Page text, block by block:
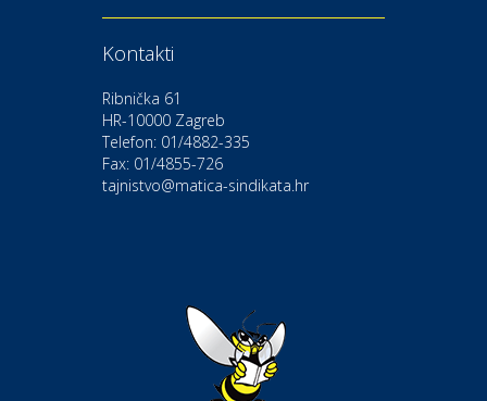
Moda i ljepota
Gastro
Hotel Bunčić Vrbovec
Izletište i vinotočje VINIA
Kontakti
Ribnička 61
HR-10000 Zagreb
Telefon: 01/4882-335
Fax: 01/4855-726
tajnistvo@matica-sindikata.hr